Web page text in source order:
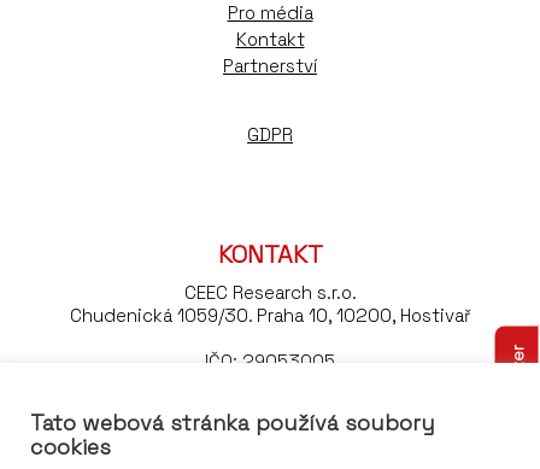
Pro média
Kontakt
Partnerství
GDPR
KONTAKT
CEEC Research s.r.o.
Chudenická 1059/30. Praha 10, 10200, Hostivař
IČO: 29053005
Tel:+420 776 023 170
Tato webová stránka používá soubory
cookies